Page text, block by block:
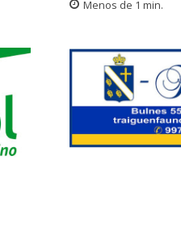
Menos de 1 min.